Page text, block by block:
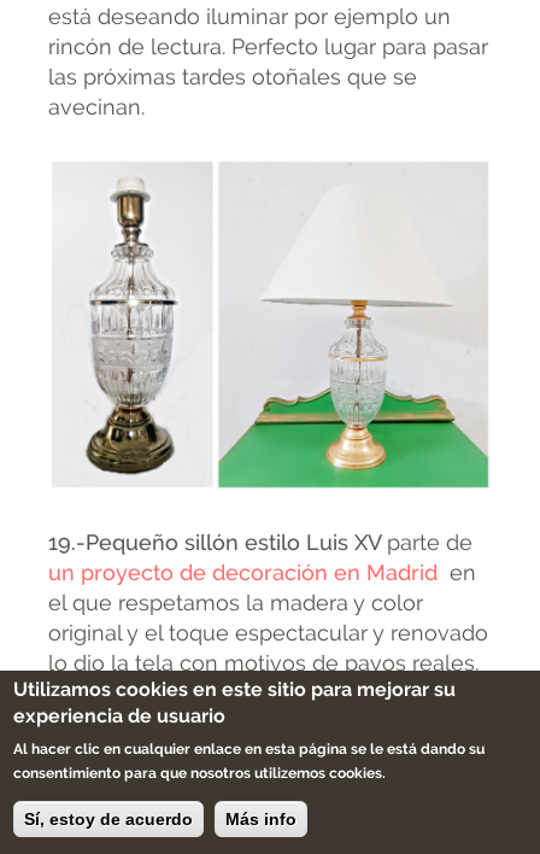
está deseando iluminar por ejemplo un
rincón de lectura. Perfecto lugar para pasar
las próximas tardes otoñales que se
avecinan.
19.-Pequeño sillón estilo Luis XV parte de
un proyecto de decoración en Madrid en
el que respetamos la madera y color
original y el toque espectacular y renovado
lo dio la tela con motivos de pavos reales.
Utilizamos cookies en este sitio para mejorar su
experiencia de usuario
Al hacer clic en cualquier enlace en esta página se le está dando su
consentimiento para que nosotros utilizemos cookies.
Sí, estoy de acuerdo Más info